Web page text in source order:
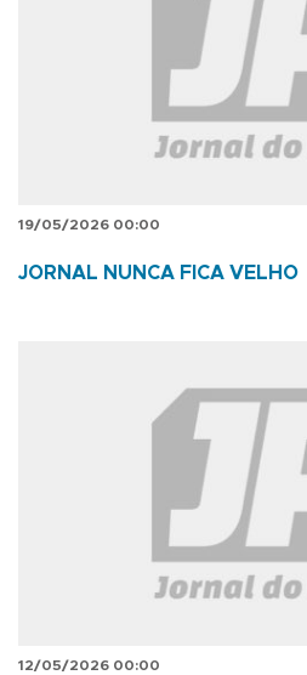
19/05/2026 00:00
JORNAL NUNCA FICA VELHO
12/05/2026 00:00